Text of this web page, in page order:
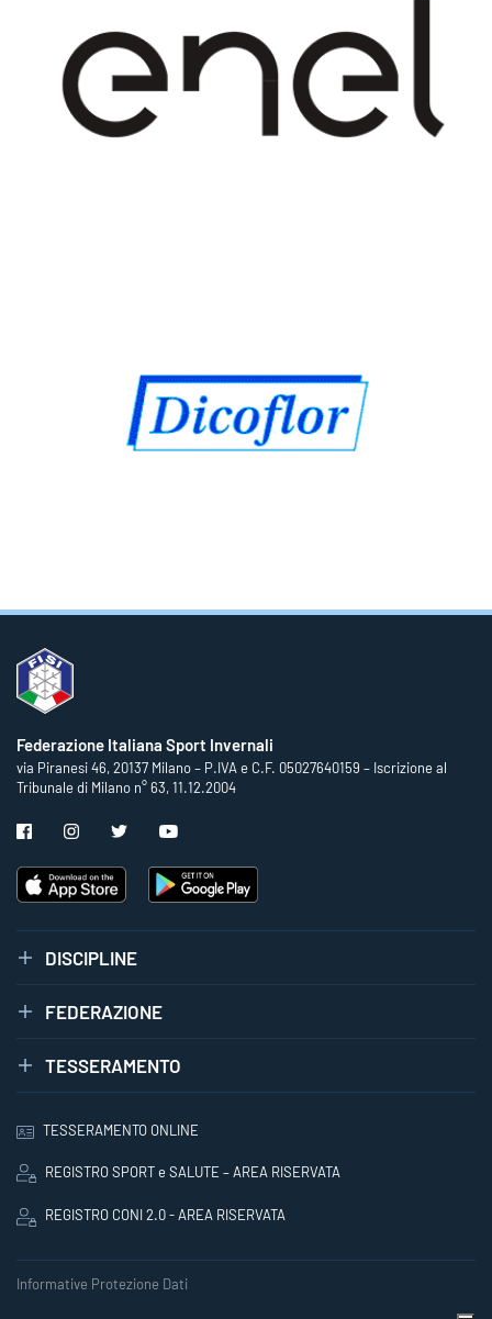
Federazione Italiana Sport Invernali
via Piranesi 46, 20137 Milano – P.IVA e C.F. 05027640159 – Iscrizione al
Tribunale di Milano n° 63, 11.12.2004
DISCIPLINE
FEDERAZIONE
TESSERAMENTO
TESSERAMENTO ONLINE
REGISTRO SPORT e SALUTE – AREA RISERVATA
REGISTRO CONI 2.0 - AREA RISERVATA
Informative Protezione Dati